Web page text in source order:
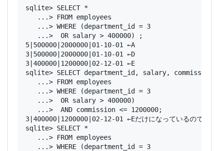
sqlite> SELECT *
   ...> FROM employees
   ...> WHERE (department_id = 3
   ...>  OR salary > 400000) ;
5|500000|2000000|01-10-01 ←A
3|500000|2000000|01-10-01 ←D
3|400000|1200000|02-12-01 ←E
sqlite> SELECT department_id, salary,
   ...> FROM employees
   ...> WHERE (department_id = 3
   ...>  OR salary > 400000)
   ...>  AND commission <= 1200000;
3|400000|1200000|02-12-01 ←Eだけになっているので、
sqlite> SELECT *
   ...> FROM employees
   ...> WHERE (department_id = 3